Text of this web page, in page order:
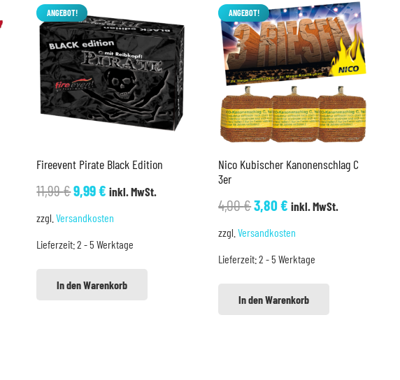
ANGEBOT!
Fireevent Pirate Black Edition
11,99€Ursprünglicher
Preis
11,99 €
9,99€Aktueller
9,99 €.
inkl. MwSt.
zzgl.Versandkosten
Lieferzeit:2 - 5 Werktage
In den Warenkorb
ANGEBOT!
Nico Kubischer Kanonenschlag C
3er
4,00€Ursprünglicher
Preis
4,00 €
3,80€Aktueller
3,80 €.
inkl. MwSt.
zzgl.Versandkosten
Lieferzeit:2 - 5 Werktage
In den Warenkorb